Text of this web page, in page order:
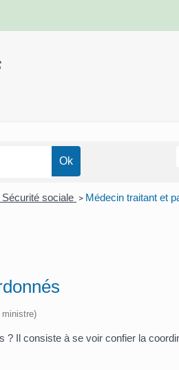
sociale > Médecin traitant et
Il consiste à se voir confier la